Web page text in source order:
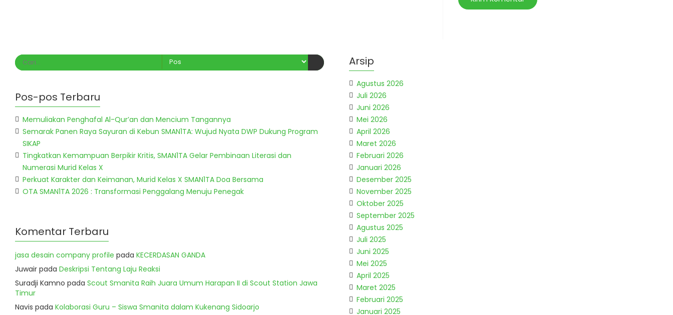
Pos-pos Terbaru
Memuliakan Penghafal Al-Qur’an dan Mencium Tangannya
Semarak Panen Raya Sayuran di Kebun SMAN1TA: Wujud Nyata DWP Dukung Program
SIKAP
Tingkatkan Kemampuan Berpikir Kritis, SMAN1TA Gelar Pembinaan Literasi dan
Numerasi Murid Kelas X
Perkuat Karakter dan Keimanan, Murid Kelas X SMAN1TA Doa Bersama
OTA SMAN1TA 2026 : Transformasi Penggalang Menuju Penegak
Komentar Terbaru
jasa desain company profile pada KECERDASAN GANDA
Juwair pada Deskripsi Tentang Laju Reaksi
Suradji Kamno pada Scout Smanita Raih Juara Umum Harapan II di Scout Station Jawa
Timur
Navis pada Kolaborasi Guru – Siswa Smanita dalam Kukenang Sidoarjo
Arsip
Agustus 2026
Juli 2026
Juni 2026
Mei 2026
April 2026
Maret 2026
Februari 2026
Januari 2026
Desember 2025
November 2025
Oktober 2025
September 2025
Agustus 2025
Juli 2025
Juni 2025
Mei 2025
April 2025
Maret 2025
Februari 2025
Januari 2025